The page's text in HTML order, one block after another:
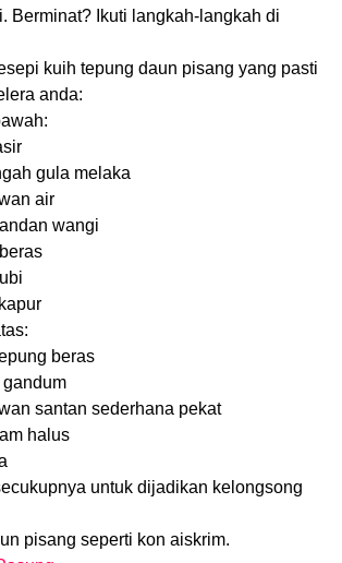
Berminat? Ikuti langkah-langkah di
kuih tepung daun pisang yang pasti
anda:
gula melaka
air
wangi
beras
santan sederhana pekat
halus
untuk dijadikan kelongsong
pisang seperti kon aiskrim.